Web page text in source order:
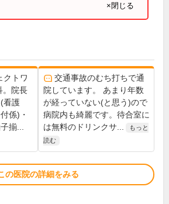
×閉じる
クトワ
。院長
看護
係)・
揃...
交通事故のむち打ちで通
院しています。 あまり年数
が経っていない(と思う)ので
病院内も綺麗です。待合室に
は無料のドリンクサ...
もっと
読む
の医院の詳細をみる